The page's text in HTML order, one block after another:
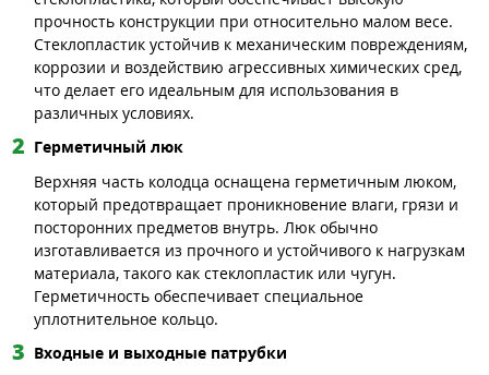
прочность конструкции при относительно малом весе.
Стеклопластик устойчив к механическим повреждениям,
коррозии и воздействию агрессивных химических сред,
что делает его идеальным для использования в
различных условиях.
Герметичный люк
Верхняя часть колодца оснащена герметичным люком,
который предотвращает проникновение влаги, грязи и
посторонних предметов внутрь. Люк обычно
изготавливается из прочного и устойчивого к нагрузкам
материала, такого как стеклопластик или чугун.
Герметичность обеспечивает специальное
уплотнительное кольцо.
Входные и выходные патрубки